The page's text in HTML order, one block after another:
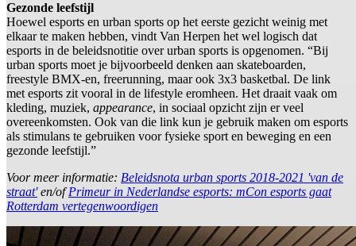
Gezonde leefstijl
Hoewel esports en urban sports op het eerste gezicht weinig met
elkaar te maken hebben, vindt Van Herpen het wel logisch dat
esports in de beleidsnotitie over urban sports is opgenomen. “Bij
urban sports moet je bijvoorbeeld denken aan skateboarden,
freestyle BMX-en, freerunning, maar ook 3x3 basketbal. De link
met esports zit vooral in de lifestyle eromheen. Het draait vaak om
kleding, muziek, appearance, in sociaal opzicht zijn er veel
overeenkomsten. Ook van die link kun je gebruik maken om esports
als stimulans te gebruiken voor fysieke sport en beweging en een
gezonde leefstijl.”
Voor meer informatie: Beleidsnota urban sports 2018-2021 'van de
straat'en/ofPrimeur in Nederlandse esports: mCon esports gaat
Rotterdam vertegenwoordigen